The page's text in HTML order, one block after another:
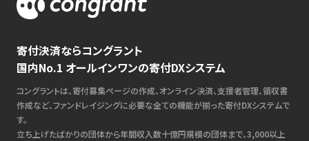
寄付決済ならコングラント
国内No.1 オールインワンの寄付DXシステム
コングラントは、寄付募集ページの作成、オンライン決済、支援者管理、領収書
作成など、ファンドレイジングに必要な全ての機能が揃った寄付DXシステムで
す。
立ち上げたばかりの団体から年間収入数十億円規模の団体まで、3,000以上